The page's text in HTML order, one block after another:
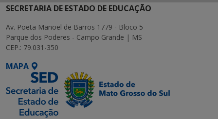
SECRETARIA DE ESTADO DE EDUCAÇÃO
Av. Poeta Manoel de Barros 1779 - Bloco 5
Parque dos Poderes - Campo Grande | MS
CEP.: 79.031-350
MAPA